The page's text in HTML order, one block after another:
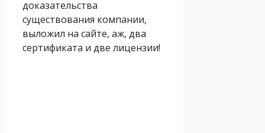
доказательства
существования компании,
выложил на сайте, аж, два
сертификата и две лицензии!